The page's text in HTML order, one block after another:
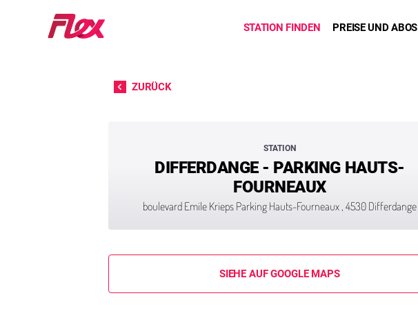
Startseite STATION FINDEN PREISE UND ABOS
ZURÜCK
STATION
DIFFERDANGE - PARKING HAUTS-
FOURNEAUX
boulevard Emile Krieps Parking Hauts-Fourneaux , 4530 Differdange
SIEHE AUF GOOGLE MAPS